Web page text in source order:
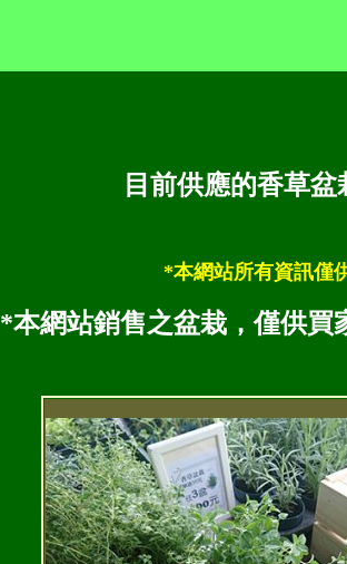
目前供應的香草
*本網站所有資訊僅
*本網站銷售之盆栽，僅供買